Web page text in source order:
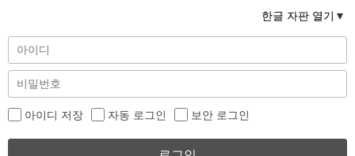
한글 자판 열기
아이디 저장 자동 로그인 보안 로그인